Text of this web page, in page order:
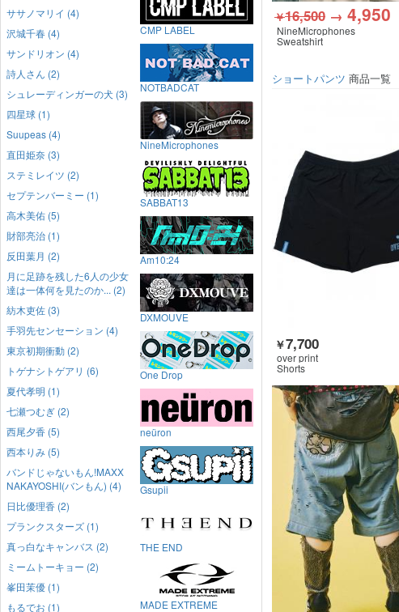
￥16,500 → 4,950
NineMicrophones
Sweatshirt
ショートパンツ 商品一覧
￥7,700
over print
Shorts
ササノマリイ (4)
沢城千春 (4)
サンドリオン (4)
詩人さん (2)
シュレーディンガーの犬 (3)
四星球 (1)
Suupeas (4)
直田姫奈 (3)
ステミレイツ (2)
セプテンバーミー (1)
高木美佑 (5)
財部亮治 (1)
反田葉月 (2)
月に足跡を残した6人の少女
達は一体何を見たのか... (2)
紡木吏佐 (3)
手羽先センセーション (4)
東京初期衝動 (2)
トゲナシトゲアリ (6)
夏代孝明 (1)
七瀬つむぎ (2)
西尾夕香 (5)
西本りみ (5)
バンドじゃないもん!MAXX
NAKAYOSHI(バンもん) (4)
日比優理香 (2)
プランクスターズ (1)
真っ白なキャンバス (2)
ミームトーキョー (2)
峯田茉優 (1)
もるでお (1)
CMP LABEL
NOTBADCAT
NineMicrophones
SABBAT13
Am10:24
DXMOUVE
One Drop
neüron
Gsupii
THE END
MADE EXTREME